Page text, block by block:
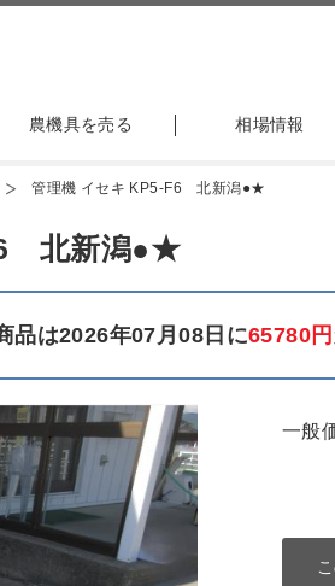
農機具を売る 相場情報
管理機 イセキ KP5-F6 北新潟●★
北新潟●★
品は2026年07月08日に65780円
一般